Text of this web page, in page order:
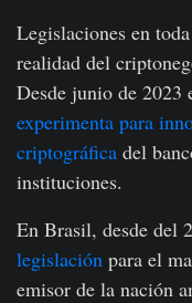
Legislaciones en
realidad del
Desde junio de 2023
experimenta para
criptográfica del
instituciones.
En Brasil, desde del
legislación para el
emisor de la nación